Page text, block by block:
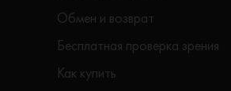
Обмен и возврат
Бесплатная проверка зрения
Как купить